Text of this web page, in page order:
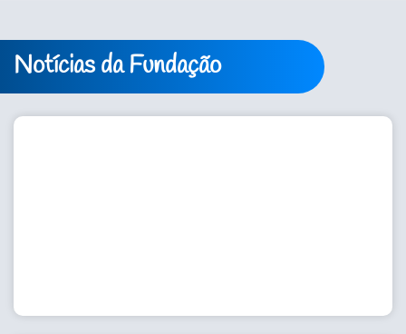
Notícias da Fundação